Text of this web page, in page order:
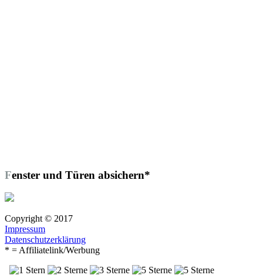
Fenster und Türen absichern*
Copyright © 2017
Impressum
Datenschutzerklärung
* = Affiliatelink/Werbung